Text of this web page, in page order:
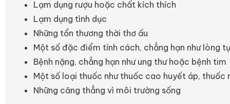
Lạm dụng rượu hoặc chất kích thích
Lạm dụng tình dục
Những tổn thương thời thơ ấu
Một số đặc điểm tính cách, chẳng hạn như lòng
Bệnh nặng, chẳng hạn như ung thư hoặc bệnh tim
Một số loại thuốc như thuốc cao huyết áp, thuốc
Những căng thẳng vì môi trường sống